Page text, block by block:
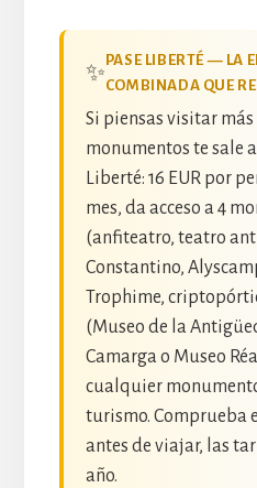
✨
PASE LIBERTÉ — LA
COMBINADA QUE
Si piensas visitar más
monumentos te sale
Liberté: 16 EUR por
mes, da acceso a 4
(anfiteatro, teatro
Constantino,
Trophime,
(Museo de la
Camarga o Museo
cualquier
turismo. Comprueba
antes de viajar, las
año.